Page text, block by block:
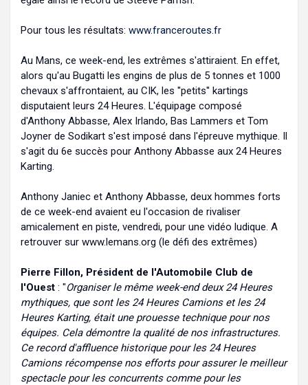
Pour tous les résultats: www.franceroutes.fr
Au Mans, ce week-end, les extrêmes s'attiraient. En effet,
alors qu'au Bugatti les engins de plus de 5 tonnes et 1000
chevaux s'affrontaient, au CIK, les ''petits'' kartings
disputaient leurs 24 Heures. L'équipage composé
d'Anthony Abbasse, Alex Irlando, Bas Lammers et Tom
Joyner de Sodikart s'est imposé dans l'épreuve mythique. Il
s'agit du 6e succès pour Anthony Abbasse aux 24 Heures
Karting.
Anthony Janiec et Anthony Abbasse, deux hommes forts
de ce week-end avaient eu l'occasion de rivaliser
amicalement en piste, vendredi, pour une vidéo ludique. A
retrouver sur www.lemans.org (le défi des extrêmes)
Pierre Fillon, Président de l'Automobile Club de
l'Ouest : "Organiser le même week-end deux 24 Heures
mythiques, que sont les 24 Heures Camions et les 24
Heures Karting, était une prouesse technique pour nos
équipes. Cela démontre la qualité de nos infrastructures.
Ce record d'affluence historique pour les 24 Heures
Camions récompense nos efforts pour assurer le meilleur
spectacle pour les concurrents comme pour les